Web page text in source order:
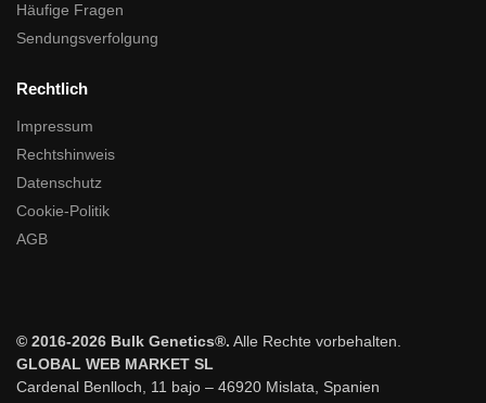
Häufige Fragen
Sendungsverfolgung
Rechtlich
Impressum
Rechtshinweis
Datenschutz
Cookie-Politik
AGB
© 2016-2026 Bulk Genetics®. Alle Rechte vorbehalten.
GLOBAL WEB MARKET SL
Cardenal Benlloch, 11 bajo – 46920 Mislata, Spanien